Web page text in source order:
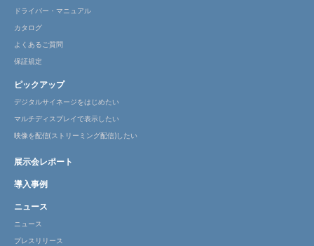
ドライバー・マニュアル
カタログ
よくあるご質問
保証規定
ピックアップ
デジタルサイネージをはじめたい
マルチディスプレイで表示したい
映像を配信(ストリーミング配信)したい
展示会レポート
導入事例
ニュース
ニュース
プレスリリース